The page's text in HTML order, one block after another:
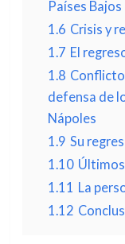
Países Bajos
1.6 Crisis y
1.7 El
1.8
defensa de
Nápoles
1.9 Su
1.10
1.11 La
1.12